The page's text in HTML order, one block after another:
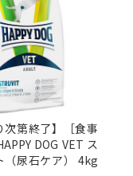
次第終了】［食事
DOG VET ス
（尿石ケア） 4kg